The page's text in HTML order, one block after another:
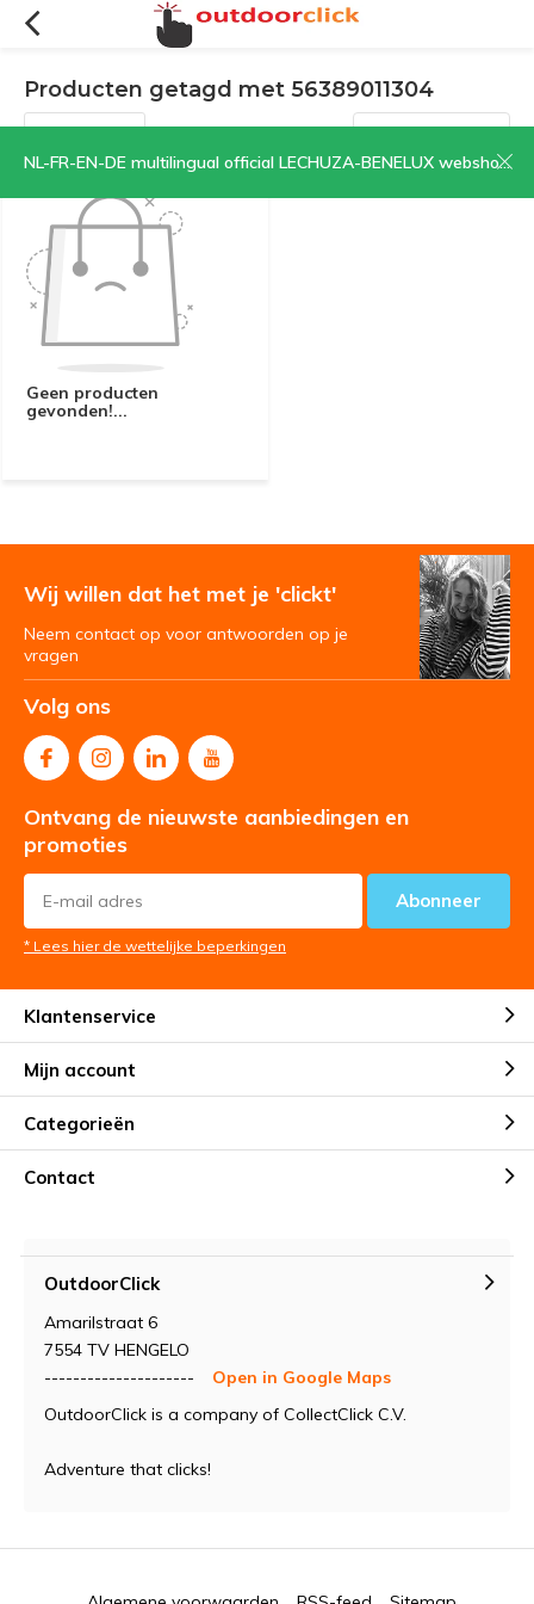
NL-FR-EN-DE multilingual official LECHUZA-BENELUX webshop | CLICK HERE NOW!
Producten getagd met 56389011304
Filters Sorteren op:
Geen producten
gevonden!...
Wij willen dat het met je 'clickt'
Neem contact op voor antwoorden op je
vragen
Volg ons
Ontvang de nieuwste aanbiedingen en
promoties
Abonneer
* Lees hier de wettelijke beperkingen
Klantenservice
Mijn account
Categorieën
Contact
OutdoorClick
Amarilstraat 6
7554 TV HENGELO
---------------------
Open in Google Maps
OutdoorClick is a company of CollectClick C.V.
Adventure that clicks!